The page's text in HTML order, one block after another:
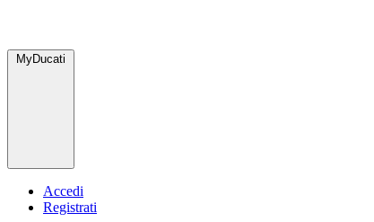
MyDucati
Accedi
Registrati